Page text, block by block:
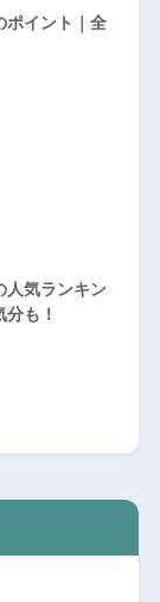
ポイント｜全
人気ランキン
も！